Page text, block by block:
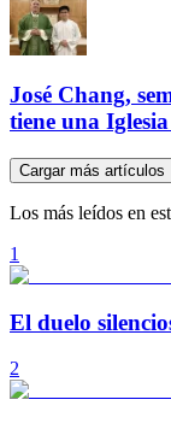
José Chang,
tiene una
Cargar más artículos
Los más leídos en
1
El duelo
2